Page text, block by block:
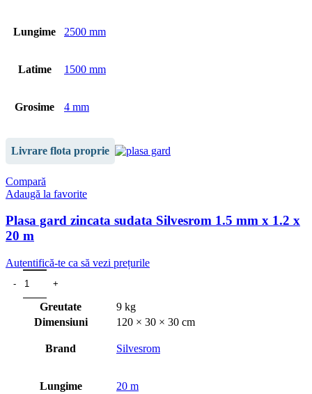
Lungime 2500 mm
Latime 1500 mm
Grosime 4 mm
Livrare flota proprie
Compară
Adaugă la favorite
Plasa gard zincata sudata Silvesrom 1.5 mm x 1.2 x
20 m
Autentifică-te ca să vezi prețurile
Greutate
9 kg
Dimensiuni
120 × 30 × 30 cm
Brand Silvesrom
Lungime 20 m